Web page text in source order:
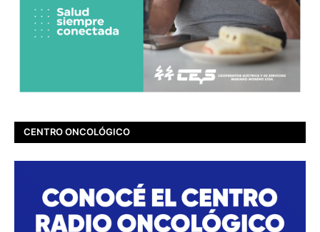
CENTRO ONCOLÓGICO